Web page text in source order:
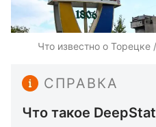
Что известно о
СПРАВКА
Что такое